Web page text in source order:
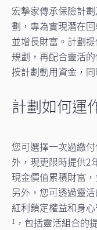
宏摯家傳承保險計
劃，專為實現潛在
並增長財富。計劃
規劃，再配合靈活
按計劃動用資金，
計劃如何運
您可選擇一次過繳
外，現更限時提供2
現金價值累積財富
另外，您可透過靈
紅利鎖定權益和身
1 ，包括靈活組合的